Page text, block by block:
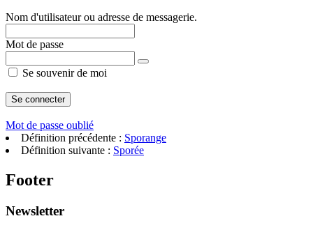
Nom d'utilisateur ou adresse de messagerie.
Mot de passe
Se souvenir de moi
Mot de passe oublié
Définition précédente : Sporange
Définition suivante : Sporée
Footer
Newsletter